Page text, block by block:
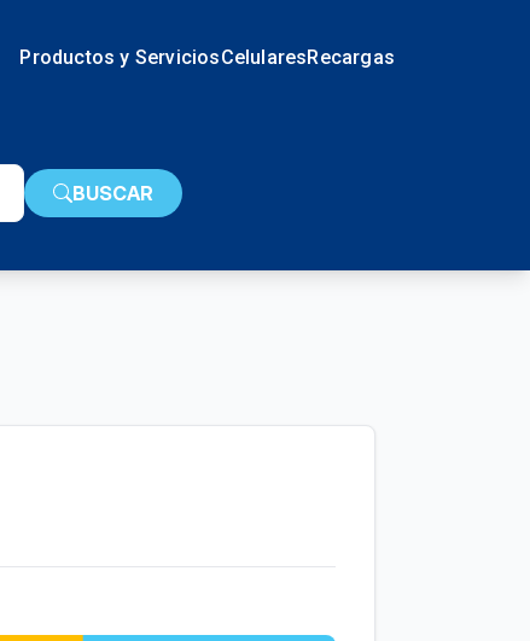
Productos y ServiciosCelularesRecargas
BUSCAR